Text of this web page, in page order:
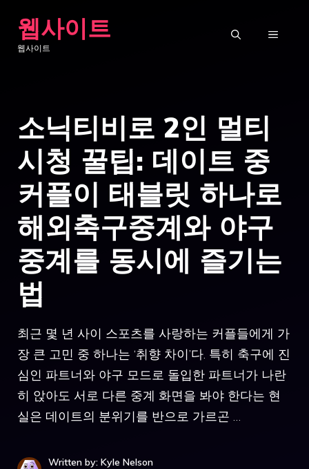
content
웹사이트
웹사이트
MENU
소닉티비로 2인 멀티
시청 꿀팁: 데이트 중
커플이 태블릿 하나로
해외축구중계와 야구
중계를 동시에 즐기는
법
최근 몇 년 사이 스포츠를 사랑하는 커플들에게 가
장 큰 고민 중 하나는 ‘취향 차이’다. 특히 축구에 진
심인 파트너와 야구 모드로 돌입한 파트너가 나란
히 앉아도 서로 다른 중계 화면을 봐야 한다는 현
실은 데이트의 분위기를 반으로 가르곤 …
Written by: Kyle Nelson